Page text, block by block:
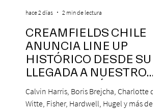
CREAMFIELDS CHILE
ANUNCIA LINE UP
HISTÓRICO DESDE SU
LLEGADA A NUESTRO
NUESTRO PAÍS
Calvin Harris, Boris Brejcha, Charlotte de
Witte, Fisher, Hardwell, Hugel y más de 85
hace 2 días 2 min de lectura